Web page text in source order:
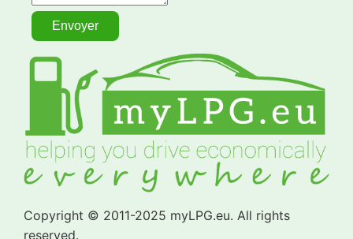
Copyright © 2011-2025 myLPG.eu. All rights
reserved.